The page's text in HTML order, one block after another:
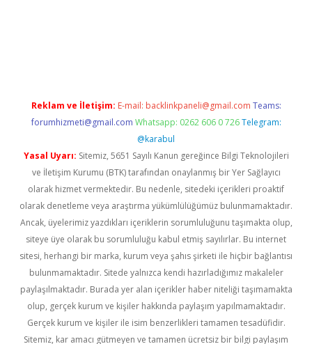
Reklam ve İletişim: E-mail: backlinkpaneli@gmail.com Teams:
forumhizmeti@gmail.com Whatsapp: 0262 606 0 726 Telegram:
@karabul
Yasal Uyarı: Sitemiz, 5651 Sayılı Kanun gereğince Bilgi Teknolojileri
ve İletişim Kurumu (BTK) tarafından onaylanmış bir Yer Sağlayıcı
olarak hizmet vermektedir. Bu nedenle, sitedeki içerikleri proaktif
olarak denetleme veya araştırma yükümlülüğümüz bulunmamaktadır.
Ancak, üyelerimiz yazdıkları içeriklerin sorumluluğunu taşımakta olup,
siteye üye olarak bu sorumluluğu kabul etmiş sayılırlar. Bu internet
sitesi, herhangi bir marka, kurum veya şahıs şirketi ile hiçbir bağlantısı
bulunmamaktadır. Sitede yalnızca kendi hazırladığımız makaleler
paylaşılmaktadır. Burada yer alan içerikler haber niteliği taşımamakta
olup, gerçek kurum ve kişiler hakkında paylaşım yapılmamaktadır.
Gerçek kurum ve kişiler ile isim benzerlikleri tamamen tesadüfidir.
Sitemiz, kar amacı gütmeyen ve tamamen ücretsiz bir bilgi paylaşım